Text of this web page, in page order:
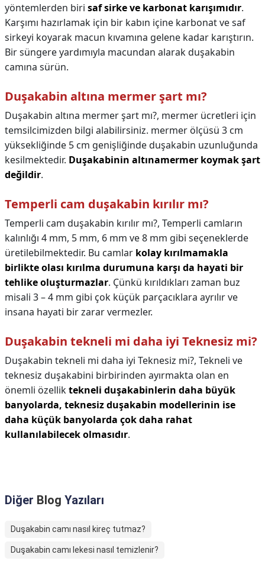
yöntemlerden biri saf sirke ve karbonat karışımıdır.
Karşımı hazırlamak için bir kabın içine karbonat ve saf
sirkeyi koyarak macun kıvamına gelene kadar karıştırın.
Bir süngere yardımıyla macundan alarak duşakabin
camına sürün.
Duşakabin altına mermer şart mı?
Duşakabin altına mermer şart mı?, mermer ücretleri için
temsilcimizden bilgi alabilirsiniz. mermer ölçüsü 3 cm
yüksekliğinde 5 cm genişliğinde duşakabin uzunluğunda
kesilmektedir. Duşakabinin altınamermer koymak şart
değildir.
Temperli cam duşakabin kırılır mı?
Temperli cam duşakabin kırılır mı?, Temperli camların
kalınlığı 4 mm, 5 mm, 6 mm ve 8 mm gibi seçeneklerde
üretilebilmektedir. Bu camlar kolay kırılmamakla
birlikte olası kırılma durumuna karşı da hayati bir
tehlike oluşturmazlar. Çünkü kırıldıkları zaman buz
misali 3 – 4 mm gibi çok küçük parçacıklara ayrılır ve
insana hayati bir zarar vermezler.
Duşakabin tekneli mi daha iyi Teknesiz mi?
Duşakabin tekneli mi daha iyi Teknesiz mi?, Tekneli ve
teknesiz duşakabini birbirinden ayırmakta olan en
önemli özelliktekneli duşakabinlerin daha büyük
banyolarda, teknesiz duşakabin modellerinin ise
daha küçük banyolarda çok daha rahat
kullanılabilecek olmasıdır.
Diğer Blog Yazıları
Duşakabin camı nasıl kireç tutmaz?
Duşakabin camı lekesi nasıl temizlenir?